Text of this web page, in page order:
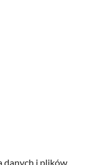
danych i plików